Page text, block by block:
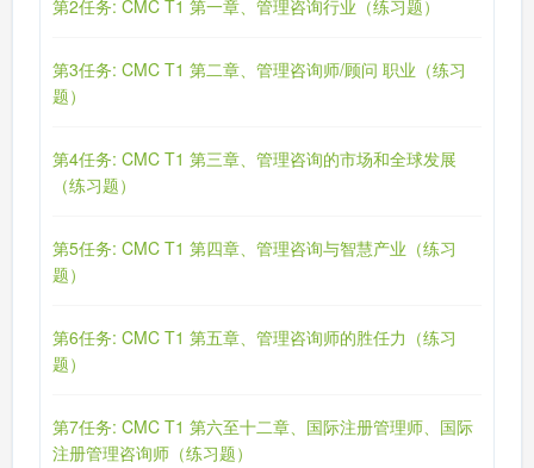
第2任务: CMC T1 第一章、管理咨询行业（练习题）
第3任务: CMC T1 第二章、管理咨询师/顾问 职业（练习
题）
第4任务: CMC T1 第三章、管理咨询的市场和全球发展
（练习题）
第5任务: CMC T1 第四章、管理咨询与智慧产业（练习
题）
第6任务: CMC T1 第五章、管理咨询师的胜任力（练习
题）
第7任务: CMC T1 第六至十二章、国际注册管理师、国际
注册管理咨询师（练习题）